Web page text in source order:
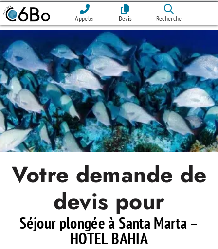
Appeler Devis Recherche
Votre demande de
devis pour
Séjour plongée à Santa Marta –
HOTEL BAHIA